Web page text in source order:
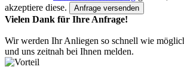
akzeptiere diese.
Vielen Dank für Ihre Anfrage!
Wir werden Ihr Anliegen so schnell wie
und uns zeitnah bei Ihnen melden.